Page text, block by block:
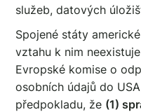
služeb, datových
Spojené státy
vztahu k nim
Evropské komise o
osobních údajů do
předpokladu, že (1)